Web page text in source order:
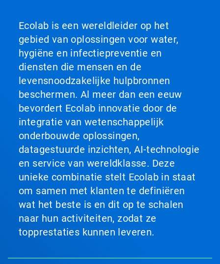
Ecolab is een wereldleider op het
gebied van oplossingen voor water,
hygiëne en infectiepreventie en
diensten die mensen en de
levensnoodzakelijke hulpbronnen
beschermen. Al meer dan een eeuw
bevordert Ecolab innovatie door de
integratie van wetenschappelijk
onderbouwde oplossingen,
datagestuurde inzichten, AI-technologie
en service van wereldklasse. Deze
unieke combinatie stelt Ecolab in staat
om samen met klanten te definiëren
wat het beste is en dit op te schalen
naar hun activiteiten, zodat ze
topprestaties kunnen leveren.